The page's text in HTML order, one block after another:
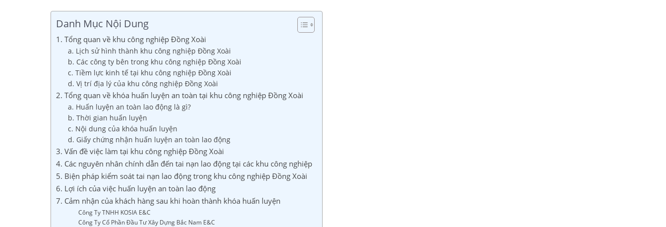
Danh Mục Nội Dung
1. Tổng quan về khu công nghiệp Đồng Xoài
a. Lịch sử hình thành khu công nghiệp Đồng Xoài
b. Các công ty bên trong khu công nghiệp Đồng Xoài
c. Tiềm lực kinh tế tại khu công nghiệp Đồng Xoài
d. Vị trí địa lý của khu công nghiệp Đồng Xoài
2. Tổng quan về khóa huấn luyện an toàn tại khu công nghiệp Đồng Xoài
a. Huấn luyện an toàn lao động là gì?
b. Thời gian huấn luyện
c. Nội dung của khóa huấn luyện
d. Giấy chứng nhận huấn luyện an toàn lao động
3. Vấn đề việc làm tại khu công nghiệp Đồng Xoài
4. Các nguyên nhân chính dẫn đến tai nạn lao động tại các khu công nghiệp
5. Biện pháp kiểm soát tai nạn lao động trong khu công nghiệp Đồng Xoài
6. Lợi ích của việc huấn luyện an toàn lao động
7. Cảm nhận của khách hàng sau khi hoàn thành khóa huấn luyện
Công Ty TNHH KOSIA E&C
Công Ty Cổ Phần Đầu Tư Xây Dựng Bắc Nam E&C